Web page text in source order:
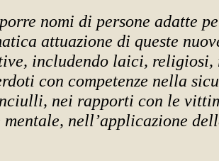
nomi di persone adatte
attuazione di queste
includendo laici, religiosi,
con competenze nella
nei rapporti con le
mentale, nell’applicazione